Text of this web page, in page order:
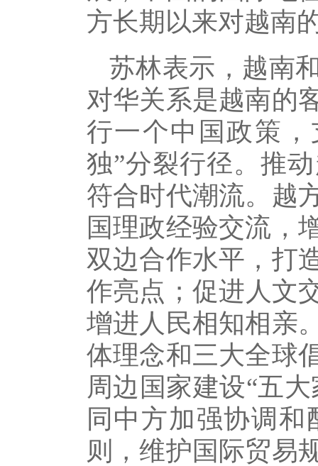
方长期以来对越南
苏林表示，越南
对华关系是越南的
行一个中国政策
独”分裂行径。推
符合时代潮流。越
国理政经验交流，
双边合作水平，打
作亮点；促进人文
增进人民相知相亲
体理念和三大全球
周边国家建设“五
同中方加强协调
则，维护国际贸易